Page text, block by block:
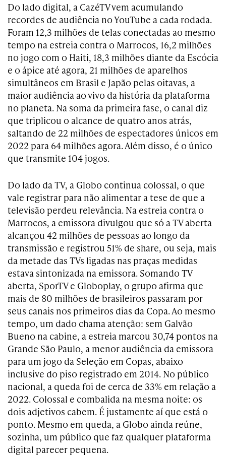
Do lado digital, a CazéTV vem acumulando
recordes de audiência no YouTube a cada rodada.
Foram 12,3 milhões de telas conectadas ao mesmo
tempo na estreia contra o Marrocos, 16,2 milhões
no jogo com o Haiti, 18,3 milhões diante da Escócia
e o ápice até agora, 21 milhões de aparelhos
simultâneos em Brasil e Japão pelas oitavas, a
maior audiência ao vivo da história da plataforma
no planeta. Na soma da primeira fase, o canal diz
que triplicou o alcance de quatro anos atrás,
saltando de 22 milhões de espectadores únicos em
2022 para 64 milhões agora. Além disso, é o único
que transmite 104 jogos.
Do lado da TV, a Globo continua colossal, o que
vale registrar para não alimentar a tese de que a
televisão perdeu relevância. Na estreia contra o
Marrocos, a emissora divulgou que só a TV aberta
alcançou 42 milhões de pessoas ao longo da
transmissão e registrou 51% de share, ou seja, mais
da metade das TVs ligadas nas praças medidas
estava sintonizada na emissora. Somando TV
aberta, SporTV e Globoplay, o grupo afirma que
mais de 80 milhões de brasileiros passaram por
seus canais nos primeiros dias da Copa. Ao mesmo
tempo, um dado chama atenção: sem Galvão
Bueno na cabine, a estreia marcou 30,74 pontos na
Grande São Paulo, a menor audiência da emissora
para um jogo da Seleção em Copas, abaixo
inclusive do piso registrado em 2014. No público
nacional, a queda foi de cerca de 33% em relação a
2022. Colossal e combalida na mesma noite: os
dois adjetivos cabem. É justamente aí que está o
ponto. Mesmo em queda, a Globo ainda reúne,
sozinha, um público que faz qualquer plataforma
digital parecer pequena.